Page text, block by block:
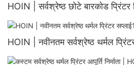
HOIN | सर्वश्रेष्ठ छोटे बारकोड प्रिंटर
HOIN | नवीनतम सर्वश्रेष्ठ थर्मल